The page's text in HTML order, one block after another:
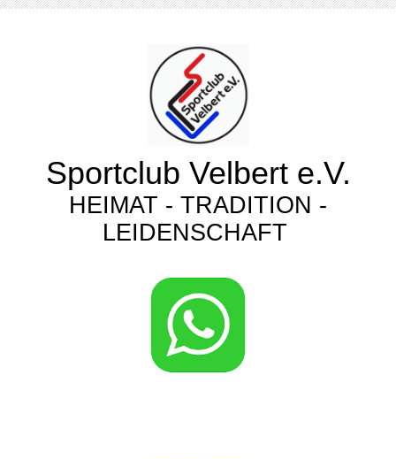
Sportclub Velbert e.V.
HEIMAT - TRADITION -
LEIDENSCHAFT